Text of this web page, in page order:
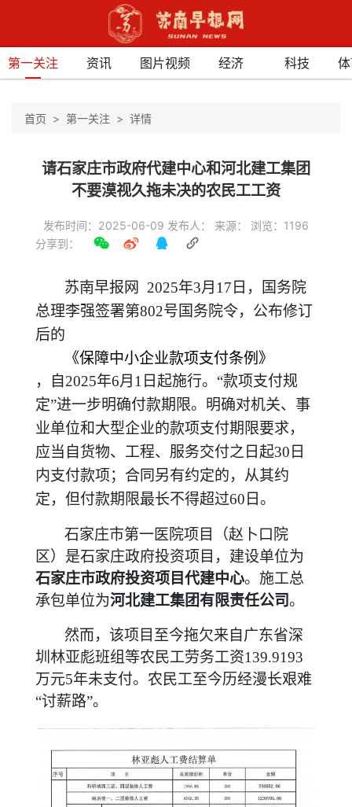
第一关注 资讯 图片视频 经济 科技
首页 第一关注 详情
请石家庄市政府代建中心和河北建工集团
不要漠视久拖未决的农民工工资
发布时间：2025-06-09 发布人： 来源： 浏览：1196
分享到：
苏南早报网 2025年3月17日，国务院
总理李强签署第802号国务院令，公布修订
后的
《保障中小企业款项支付条例》
，自2025年6月1日起施行。“款项支付规
定”进一步明确付款期限。明确对机关、事
业单位和大型企业的款项支付期限要求，
应当自货物、工程、服务交付之日起30日
内支付款项；合同另有约定的，从其约
定，但付款期限最长不得超过60日。
石家庄市第一医院项目（赵卜口院
区）是石家庄政府投资项目，建设单位为
石家庄市政府投资项目代建中心。施工总
承包单位为河北建工集团有限责任公司。
然而，该项目至今拖欠来自广东省深
圳林亚彪班组等农民工劳务工资139.9193
万元5年未支付。农民工至今历经漫长艰难
“讨薪路”。